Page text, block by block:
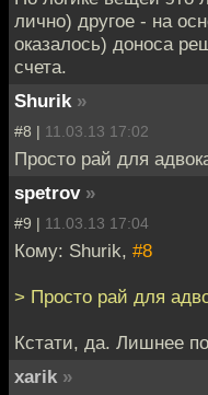
лично) другое - на
оказалось) доноса
счета.
Shurik »
#8 | 11.03.13 17:02
Просто рай для
spetrov »
#9 | 11.03.13 17:04
Кому: Shurik, #8
> Просто рай для
Кстати, да. Лишнее
xarik »